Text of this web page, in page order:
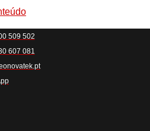
509 502
607 081